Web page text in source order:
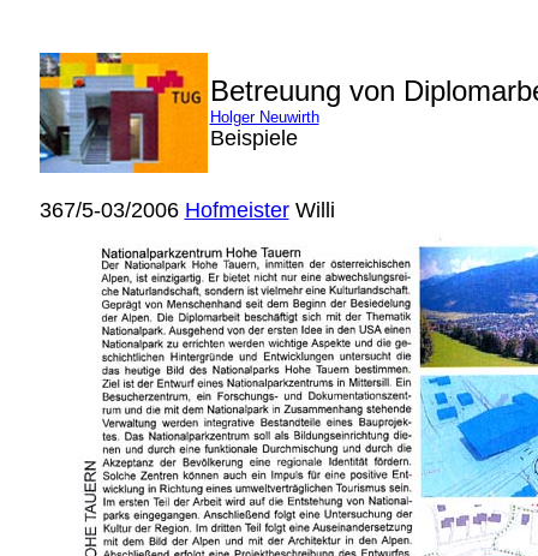
Betreuung von
Holger Neuwirth
Beispiele
367/5-03/2006 HofmeisterWilli